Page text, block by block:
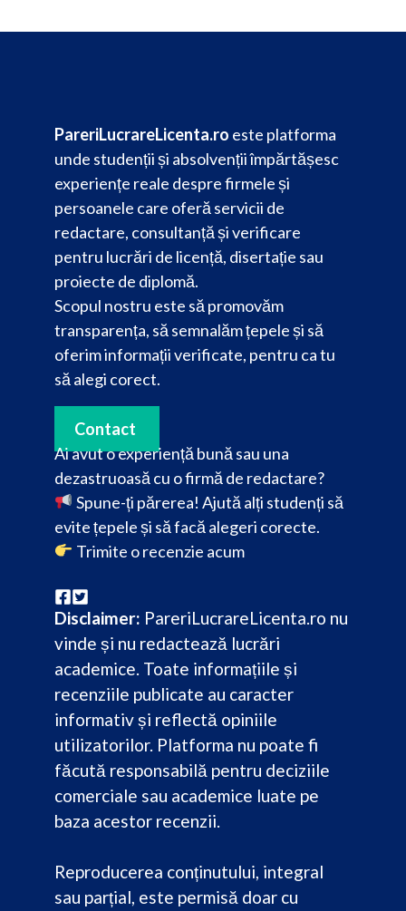
PareriLucrareLicenta.ro este platforma
unde studenții și absolvenții împărtășesc
experiențe reale despre firmele și
persoanele care oferă servicii de
redactare, consultanță și verificare
pentru lucrări de licență, disertație sau
proiecte de diplomă.
Scopul nostru este să promovăm
transparența, să semnalăm țepele și să
oferim informații verificate, pentru ca tu
să alegi corect.
Contact
Ai avut o experiență bună sau una
dezastruoasă cu o firmă de redactare?
Spune-ți părerea! Ajută alți studenți să
evite țepele și să facă alegeri corecte.
Trimite o recenzie acum
Disclaimer: PareriLucrareLicenta.ro nu
vinde și nu redactează lucrări
academice. Toate informațiile și
recenziile publicate au caracter
informativ și reflectă opiniile
utilizatorilor. Platforma nu poate fi
făcută responsabilă pentru deciziile
comerciale sau academice luate pe
baza acestor recenzii.
Reproducerea conținutului, integral
sau parțial, este permisă doar cu